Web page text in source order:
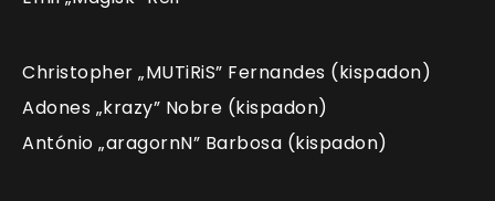
Christopher „MUTiRiS” Fernandes (kispadon)
Adones „krazy” Nobre (kispadon)
António „aragornN” Barbosa (kispadon)